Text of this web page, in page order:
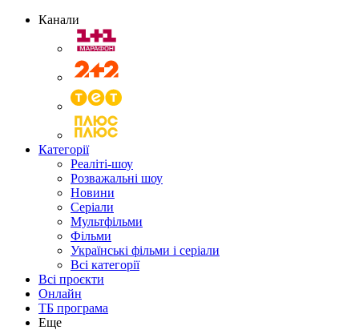
Канали
Категорії
Реаліті-шоу
Розважальні шоу
Новини
Серіали
Мультфільми
Фільми
Українські фільми і серіали
Всі категорії
Всі проєкти
Онлайн
ТБ програма
Еще